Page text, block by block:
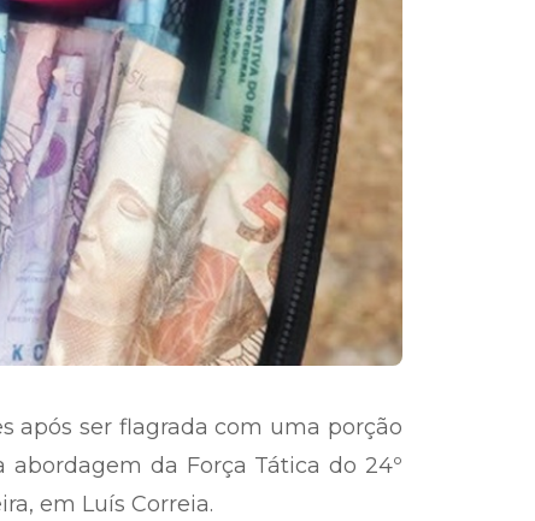
após ser flagrada com uma porção
da Força Tática do 24º
em Luís Correia.